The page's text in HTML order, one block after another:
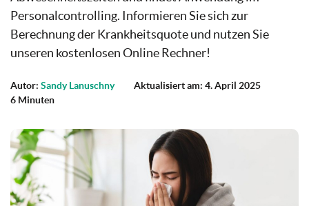
Personalcontrolling. Informieren Sie sich zur
Berechnung der Krankheitsquote und nutzen Sie
unseren kostenlosen Online Rechner!
Autor: Sandy Lanuschny
Aktualisiert am: 4. April 2025
6 Minuten